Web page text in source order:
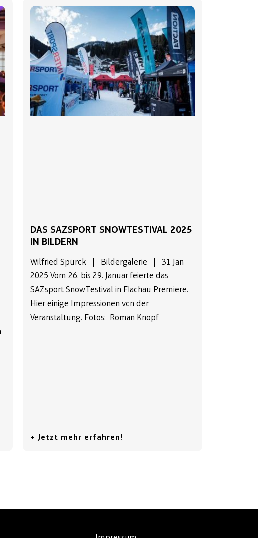
DAS SAZSPORT SNOWTESTIVAL 2025
IN BILDERN
Wilfried Spürck | Bildergalerie | 31 Jan
2025 Vom 26. bis 29. Januar feierte das
SAZsport SnowTestival in Flachau Premiere.
Hier einige Impressionen von der
Veranstaltung. Fotos: Roman Knopf
+ Jetzt mehr erfahren!